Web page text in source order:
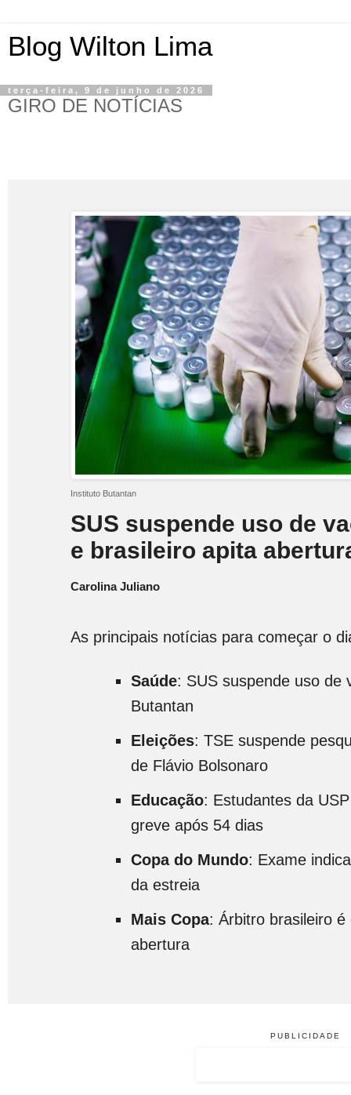
Blog Wilton Lima
terça-feira, 9 de junho de 2026
GIRO DE NOTÍCIAS
Instituto Butantan
SUS suspende uso de
e brasileiro apita
Carolina Juliano
As principais notícias para começar o
Saúde: SUS suspende uso de
Butantan
Eleições: TSE suspende
de Flávio Bolsonaro
Educação: Estudantes da
greve após 54 dias
Copa do Mundo: Exame
da estreia
Mais Copa: Árbitro brasileiro
abertura
PUBLICIDADE